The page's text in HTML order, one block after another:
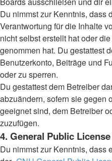
Du nimmst zur Kenntnis, dass
Verantwortung für die Inhalte
nicht selbst erstellt hat oder
genommen hat. Du gestattest
Benutzerkonto, Beiträge und
oder zu sperren.
Du gestattest dem Betreiber
abzuändern, sofern sie gegen
geeignet sind, dem Betreiber
zuzufügen.
4. General Public License
Du nimmst zur Kenntnis, dass